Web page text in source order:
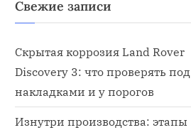
Свежие записи
Скрытая коррозия Land Rover
Discovery 3: что проверять под
накладками и у порогов
Изнутри производства: этапы